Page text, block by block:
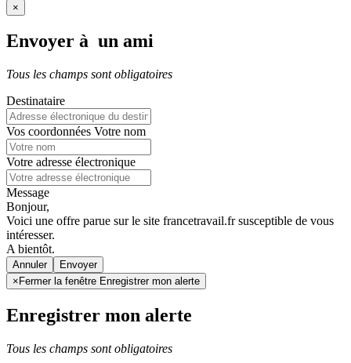
×
Envoyer à un ami
Tous les champs sont obligatoires
Destinataire
Vos coordonnées Votre nom
Votre adresse électronique
Message
Bonjour,
Voici une offre parue sur le site francetravail.fr susceptible de vous
intéresser.
A bientôt.
Annuler
× Fermer la fenêtre Enregistrer mon alerte
Enregistrer mon alerte
Tous les champs sont obligatoires